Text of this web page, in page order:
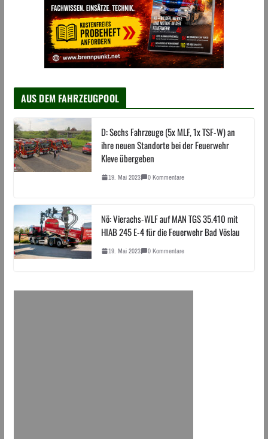
AUS DEM FAHRZEUGPOOL
D: Sechs Fahrzeuge (5x MLF, 1x TSF-W) an
ihre neuen Standorte bei der Feuerwehr
Kleve übergeben
19. Mai 2023 0 Kommentare
Nö: Vierachs-WLF auf MAN TGS 35.410 mit
HIAB 245 E-4 für die Feuerwehr Bad Vöslau
19. Mai 2023 0 Kommentare